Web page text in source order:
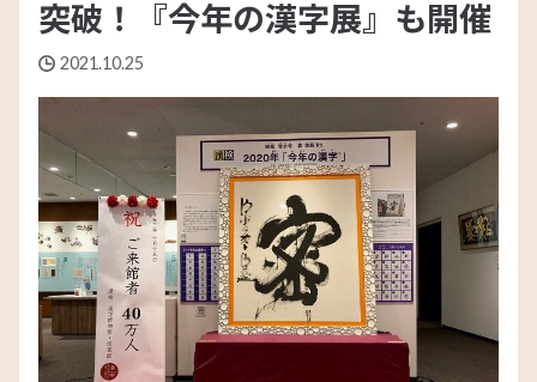
突破！『今年の漢字展』も開催
2021.10.25